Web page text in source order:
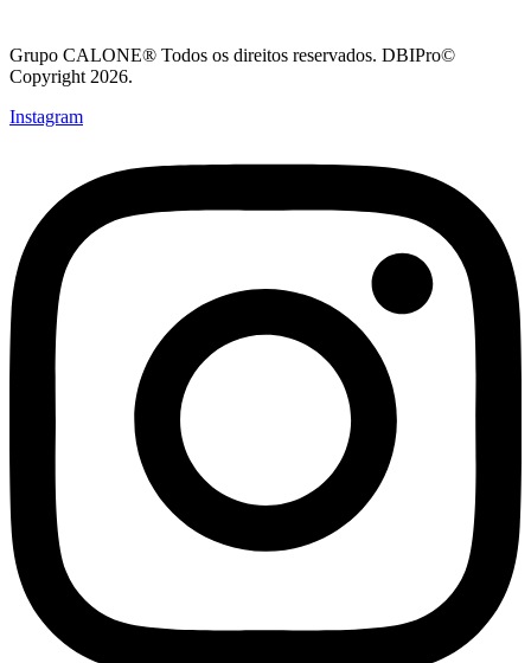
Grupo CALONE® Todos os direitos reservados. DBIPro©
Copyright 2026.
Instagram